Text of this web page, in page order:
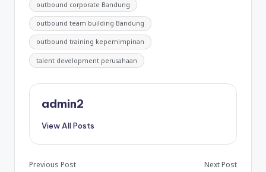
outbound corporate Bandung
outbound team building Bandung
outbound training kepemimpinan
talent development perusahaan
admin2
View All Posts
Previous Post Next Post